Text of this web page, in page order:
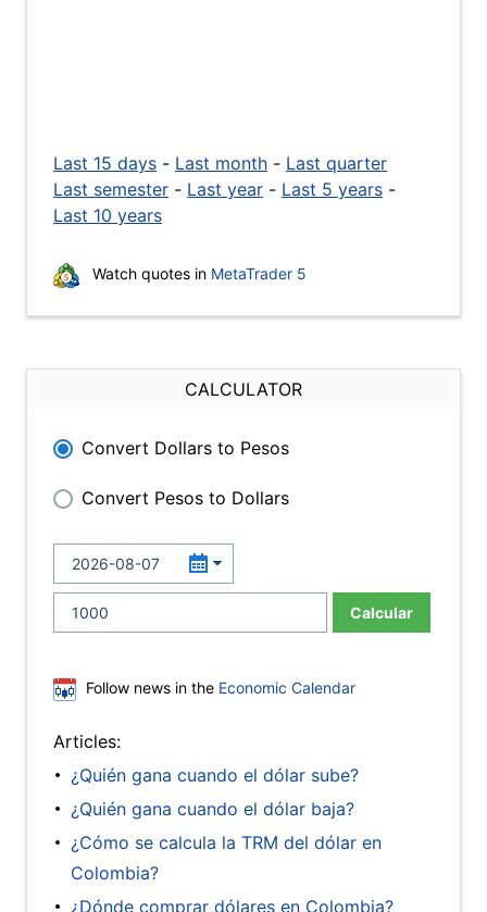
Last 15 days - Last month - Last quarter
Last semester - Last year - Last 5 years -
Last 10 years
Watch quotes in MetaTrader 5
CALCULATOR
Convert Dollars to Pesos
Convert Pesos to Dollars
Calcular
Follow news in the Economic Calendar
Articles:
¿Quién gana cuando el dólar sube?
¿Quién gana cuando el dólar baja?
¿Cómo se calcula la TRM del dólar en
Colombia?
¿Dónde comprar dólares en Colombia?